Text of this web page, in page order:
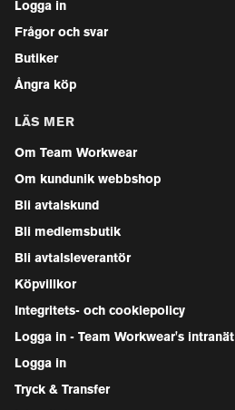
Logga in
Frågor och svar
Butiker
Ångra köp
LÄS MER
Om Team Workwear
Om kundunik webbshop
Bli avtalskund
Bli medlemsbutik
Bli avtalsleverantör
Köpvillkor
Integritets- och cookiepolicy
Logga in - Team Workwear's intranät
Logga in
Tryck & Transfer